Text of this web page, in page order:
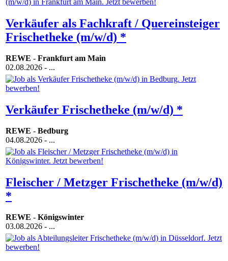
Verkäufer als Fachkraft / Quereinsteiger
Frischetheke (m/w/d) *
REWE - Frankfurt am Main
02.08.2026 - ...
Verkäufer Frischetheke (m/w/d) *
REWE - Bedburg
04.08.2026 - ...
Fleischer / Metzger Frischetheke (m/w/d)
*
REWE - Königswinter
03.08.2026 - ...